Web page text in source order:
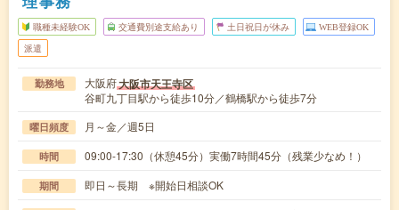
職種未経験OK 交通費別途支給あり 土日祝日が休み WEB登録OK
派遣
勤務地 大阪府大阪市天王寺区
谷町九丁目駅から徒歩10分／鶴橋駅から徒歩7分
曜日頻度 月～金／週5日
時間 09:00-17:30（休憩45分）実働7時間45分（残業少なめ！）
期間 即日～長期 ※開始日相談OK